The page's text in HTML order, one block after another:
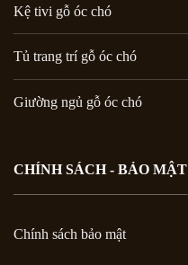
Kệ tivi gỗ óc chó
Tủ trang trí gỗ óc chó
Giường ngủ gỗ óc chó
CHÍNH SÁCH - BẢO MẬT
Chính sách bảo mật